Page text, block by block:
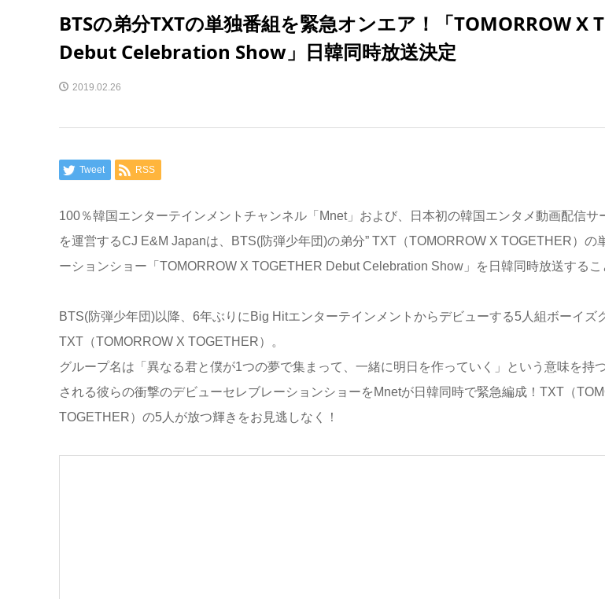
BTSの弟分TXTの単独番組を緊急オンエア！「TOMORROW X
Debut Celebration Show」日韓同時放送決定
2019.02.26
Tweet RSS
100％韓国エンターテインメントチャンネル「Mnet」および、日本初の韓国エンタメ動画配信サ
を運営するCJ E&M Japanは、BTS(防弾少年団)の弟分” TXT（TOMORROW X TOGETHER）の
ーションショー「TOMORROW X TOGETHER Debut Celebration Show」を日韓同時放送するこ
BTS(防弾少年団)以降、6年ぶりにBig Hitエンターテインメントからデビューする5人組ボーイズ
TXT（TOMORROW X TOGETHER）。
グループ名は「異なる君と僕が1つの夢で集まって、一緒に明日を作っていく」という意味を持
される彼らの衝撃のデビューセレブレーションショーをMnetが日韓同時で緊急編成！TXT（
TOGETHER）の5人が放つ輝きをお見逃しなく！